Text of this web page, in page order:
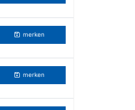
merken
merken